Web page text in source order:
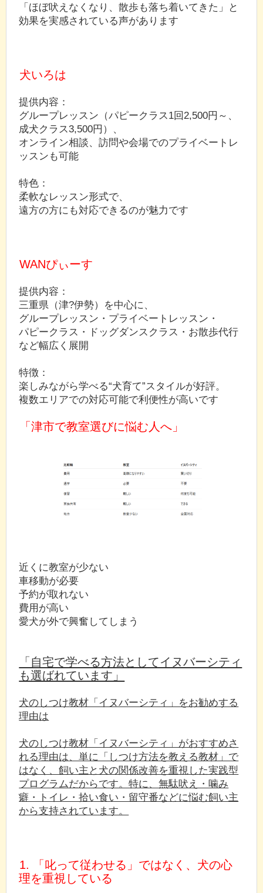
「ほぼ吠えなくなり、散歩も落ち着いてきた」と
効果を実感されている声があります
犬いろは
提供内容：
グループレッスン（パピークラス1回2,500円～、
成犬クラス3,500円）、
オンライン相談、訪問や会場でのプライベートレ
ッスンも可能
特色：
柔軟なレッスン形式で、
遠方の方にも対応できるのが魅力です
WANぴぃーす
提供内容：
三重県（津?伊勢）を中心に、
グループレッスン・プライベートレッスン・
パピークラス・ドッグダンスクラス・お散歩代行
など幅広く展開
特徴：
楽しみながら学べる“犬育て”スタイルが好評。
複数エリアでの対応可能で利便性が高いです
「津市で教室選びに悩む人へ」
近くに教室が少ない
車移動が必要
予約が取れない
費用が高い
愛犬が外で興奮してしまう
「自宅で学べる方法としてイヌバーシティ
も選ばれています」
犬のしつけ教材「イヌバーシティ」をお勧めする
理由は
犬のしつけ教材「イヌバーシティ」がおすすめさ
れる理由は、単に「しつけ方法を教える教材」で
はなく、飼い主と犬の関係改善を重視した実践型
プログラムだからです。特に、無駄吠え・噛み
癖・トイレ・拾い食い・留守番などに悩む飼い主
から支持されています。
1. 「叱って従わせる」ではなく、犬の心
理を重視している